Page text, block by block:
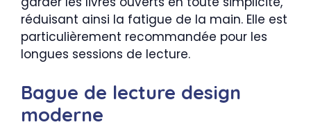
réduisant ainsi la fatigue de la main. Elle est
particulièrement recommandée pour les
longues sessions de lecture.
Bague de lecture design
moderne